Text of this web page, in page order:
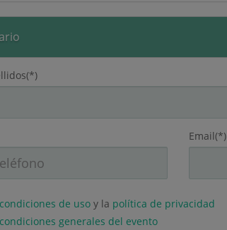
Email(*)
condiciones de uso y la política de privacidad
condiciones generales del evento